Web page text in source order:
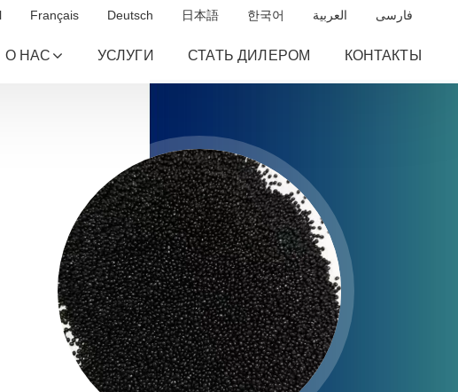
Français Deutsch 日本語 한국어 العربية فارسی
О НАС УСЛУГИ СТАТЬ ДИЛЕРОМ КОНТАКТЫ